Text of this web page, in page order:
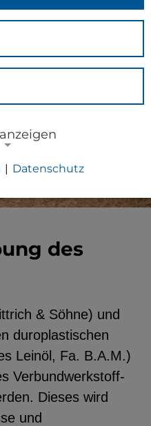
des
& Söhne) und
duroplastischen
Leinöl, Fa. B.A.M.)
Verbundwerkstoff-
Dieses wird
und
zur Session-
Seite (immer
Erfassung von
über das
| Datenschutz